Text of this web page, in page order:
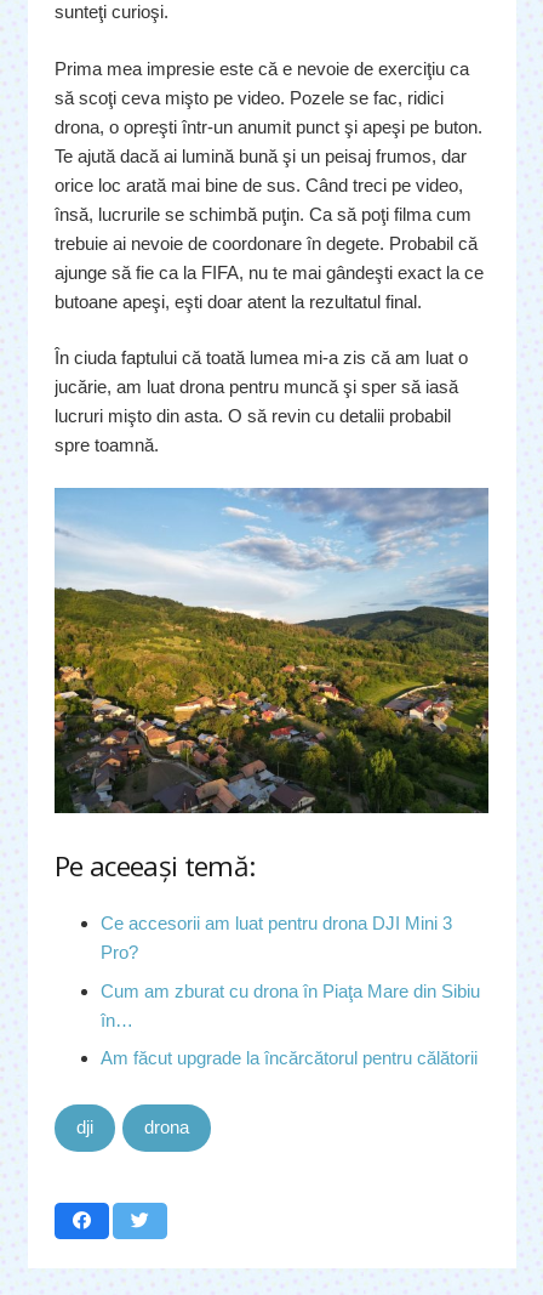
sunteţi curioşi.
Prima mea impresie este că e nevoie de exerciţiu ca
să scoţi ceva mişto pe video. Pozele se fac, ridici
drona, o opreşti într-un anumit punct şi apeşi pe buton.
Te ajută dacă ai lumină bună şi un peisaj frumos, dar
orice loc arată mai bine de sus. Când treci pe video,
însă, lucrurile se schimbă puţin. Ca să poţi filma cum
trebuie ai nevoie de coordonare în degete. Probabil că
ajunge să fie ca la FIFA, nu te mai gândeşti exact la ce
butoane apeşi, eşti doar atent la rezultatul final.
În ciuda faptului că toată lumea mi-a zis că am luat o
jucărie, am luat drona pentru muncă şi sper să iasă
lucruri mişto din asta. O să revin cu detalii probabil
spre toamnă.
Pe aceeaşi temă:
Ce accesorii am luat pentru drona DJI Mini 3
Pro?
Cum am zburat cu drona în Piaţa Mare din Sibiu
în…
Am făcut upgrade la încărcătorul pentru călătorii
dji drona